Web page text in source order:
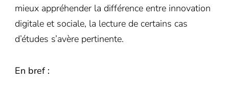
mieux appréhender la différence entre innovation
digitale et sociale, la lecture de certains cas
d’études s’avère pertinente.
En bref :